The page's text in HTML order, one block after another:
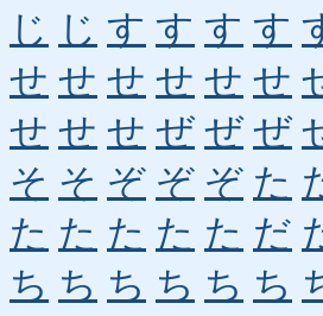
じ じ す す す す
せ せ せ せ せ せ
せ せ せ ぜ ぜ ぜ
そ そ ぞ ぞ ぞ た
た た た た た だ
ち ち ち ち ち ち